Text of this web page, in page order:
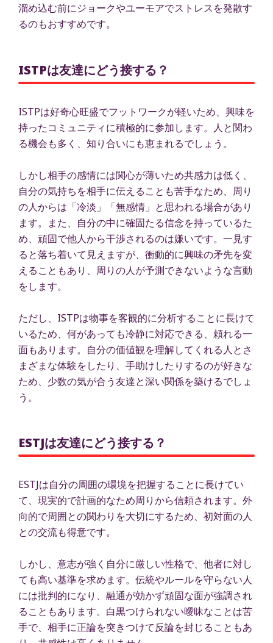
溜め込む前にジョークやユーモアでストレスを発散す
るのもおすすめです。
ISTPは友達にどう接する？
ISTPは好奇心旺盛でフットワークが軽いため、興味を
持ったコミュニティに積極的に参加します。人と関わ
る機会も多く、知り合いにも恵まれるでしょう。
しかし相手の感情には関心が薄いため共感力は低く、
自分の気持ちを相手に伝えることも苦手なため、周り
の人からは「冷淡」「無感情」と思われる場合があり
ます。また、自分の中に確固たる信念を持っているた
め、頑固で他人から干渉されるのは嫌いです。一見す
ると落ち着いて見えますが、衝動的に興味の矛先を変
えることもあり、周りの人が予測できないような言動
をします。
ただし、ISTPは物事を客観的に分析することに長けて
いるため、何があっても冷静に対応できる、頼れる一
面もあります。自分の価値観を理解してくれる人とさ
まざまな体験をしたり、手助けしたりするのが好きな
ため、少数の気が合う友達と深い関係を築けるでしょ
う。
ESTJは友達にどう接する？
ESTJは自分の周囲の環境を把握することに長けてい
て、現実的で計画的なため周りから信頼されます。外
向的で周囲との関わりを大切にするため、初対面の人
との交流も得意です。
しかし、意志が強く自分に厳しい性格で、他者に対し
ても高い基準を求めます。伝統やルールを守らない人
には批判的になり、融通が効かず頑固な面が強調され
ることもあります。白黒つけられない曖昧なことは苦
手で、相手に正論を突きつけて反論を封じることもあ